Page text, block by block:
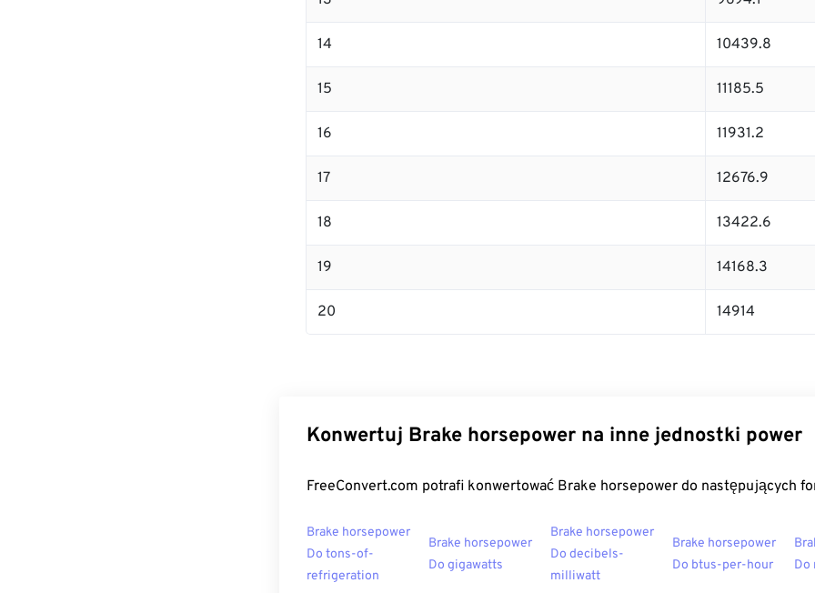
14 10439.8
15 11185.5
16 11931.2
17 12676.9
18 13422.6
19 14168.3
20 14914
Konwertuj Brake horsepower na inne jednostki power
FreeConvert.com potrafi konwertować Brake horsepower do następujących
Brake horsepower
Do tons-of-
refrigeration
Brake horsepower
Do gigawatts
Brake horsepower
Do decibels-
milliwatt
Brake horsepower
Do btus-per-hour
Do